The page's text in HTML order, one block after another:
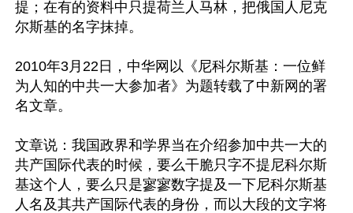
提；在有的资料中只提荷兰人马林，把俄国人尼克
尔斯基的名字抹掉。
2010年3月22日，中华网以《尼科尔斯基：一位鲜
为人知的中共一大参加者》为题转载了中新网的署
名文章。
文章说：我国政界和学界当在介绍参加中共一大的
共产国际代表的时候，要么干脆只字不提尼科尔斯
基这个人，要么只是寥寥数字提及一下尼科尔斯基
人名及其共产国际代表的身份，而以大段的文字将